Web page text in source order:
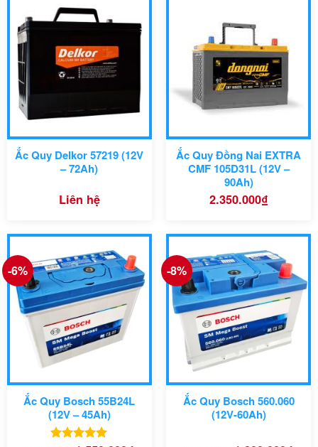
Ắc Quy Delkor 57219 (12V
– 72Ah)
Liên hệ
Ắc Quy Đồng Nai EXTRA
CMF 105D31L (12V –
90Ah)
2.350.000₫
-6%
Ắc Quy Bosch 55B24L
(12V – 45Ah)
-8%
Mã sản phẩm
Kích thước
242 x 175 x
175 mm
Dòng xe tương thích:
Ắc Quy Bosch 560.060
(12V-60Ah)